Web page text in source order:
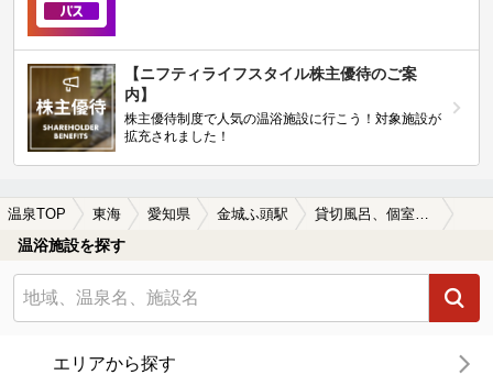
【ニフティライフスタイル株主優待のご案
内】
株主優待制度で人気の温浴施設に行こう！対象施設が
拡充されました！
温泉TOP 東海 愛知県 金城ふ頭駅
温浴施設を探す
エリアから探す